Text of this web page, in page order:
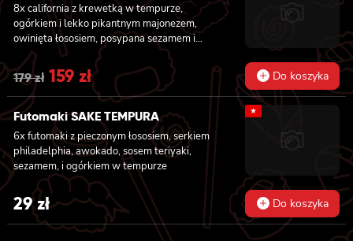
8x california z krewetką w tempurze,
ogórkiem i lekko pikantnym majonezem,
owinięta łososiem, posypana sezamem i
masago, 8x california z tatarem z tuńczyka z
truflami, owinięta tuńczykiem, posypana
masago arare i szczypiorkiem, 8x california z
awokado, mango, węgorzem i krewetką,
owinięta opalanym łososiem, polana sosem
teriyaki i posypana sezamem, 8x california z
masago, awokado i kanpyo, owinięta
węgorzem, polana sosem unagi i posypana
sezamem, 8x california z krewetką w
tempurze, awokado i lekko pikantnym
majonezem, owinięta krewetką, polana
słodko-pikantnym sosem i posypana
kolendrą
179zł Original
price
was:
179 zł.
159 złCurrent
price
is:
159 zł.
Do koszyka
Futomaki SAKE TEMPURA
6x futomaki z pieczonym łososiem, serkiem
philadelphia, awokado, sosem teriyaki,
sezamem, i ogórkiem w tempurze
★
29zł Do koszyka